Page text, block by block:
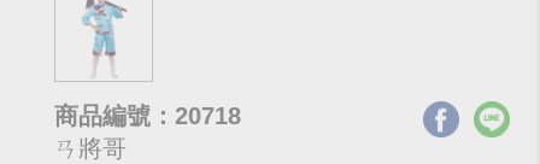
商品編號：20718
ㄢ將哥